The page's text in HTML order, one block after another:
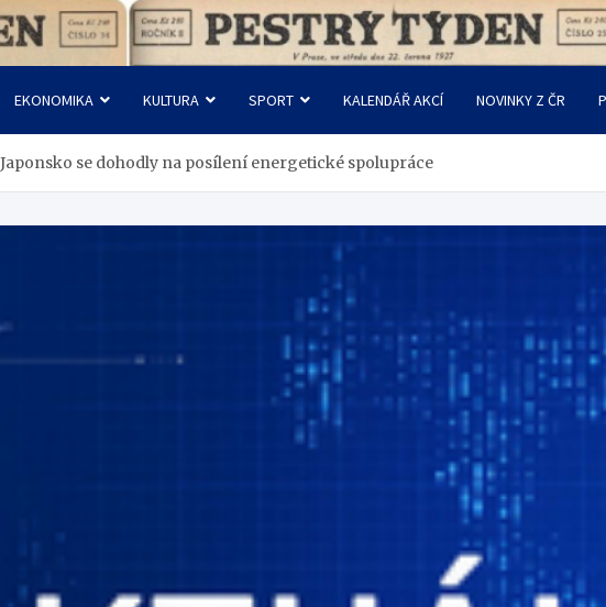
EKONOMIKA KULTURA SPORT KALENDÁŘ AKCÍ NOVINKY Z ČR
se dohodly na posílení energetické spolupráce